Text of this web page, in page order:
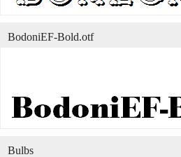
BodoniEF-Bold.otf
Bulbs